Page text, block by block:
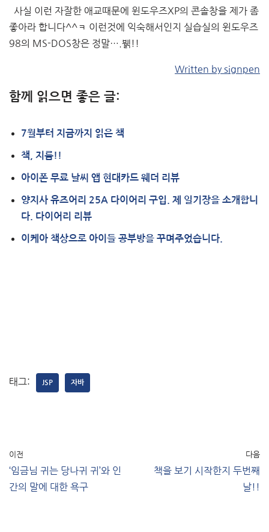
사실 이런 자잘한 애교때문에 윈도우즈XP의 콘솔창을 제가 좀
좋아라 합니다^^ㅋ 이런것에 익숙해서인지 실습실의 윈도우즈
98의 MS-DOS창은 정말….뷁!!
Written by signpen
함께 읽으면 좋은 글:
7월부터 지금까지 읽은 책
책, 지름!!
아이폰 무료 날씨 앱 현대카드 웨더 리뷰
양지사 유즈어리 25A 다이어리 구입. 제 일기장을 소개합니
다. 다이어리 리뷰
이케아 책상으로 아이들 공부방을 꾸며주었습니다.
태그: JSP 자바
이전
‘임금님 귀는 당나귀 귀’와 인
간의 말에 대한 욕구
다음
책을 보기 시작한지 두번째
날!!